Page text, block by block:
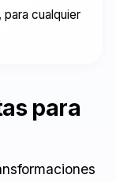
para cualquier
para